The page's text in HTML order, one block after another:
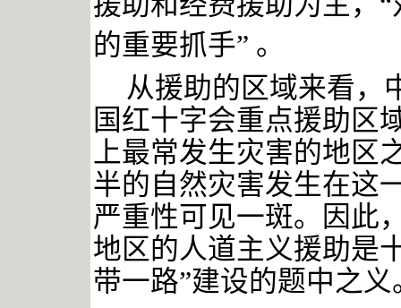
的重要抓手” 。
从援助的区域来看，
国红十字会重点援助区
上最常发生灾害的地区
半的自然灾害发生在这
严重性可见一斑。因此
地区的人道主义援助是
带一路”建设的题中之义